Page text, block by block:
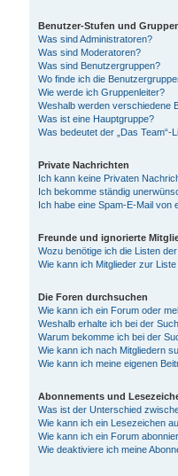
Benutzer-Stufen und
Was sind Administratoren?
Was sind Moderatoren?
Was sind Benutzergruppen?
Wo finde ich die
Wie werde ich Gruppenleiter?
Weshalb werden verschiedene
Was ist eine Hauptgruppe?
Was bedeutet der „Das Team“-
Private Nachrichten
Ich kann keine Privaten
Ich bekomme ständig
Ich habe eine Spam-E-Mail von
Freunde und ignorierte
Wozu benötige ich die Listen
Wie kann ich Mitglieder zur
Die Foren durchsuchen
Wie kann ich ein Forum oder
Weshalb erhalte ich bei der
Warum bekomme ich bei der
Wie kann ich nach Mitgliedern
Wie kann ich meine eigenen
Abonnements und
Was ist der Unterschied
Wie kann ich ein Lesezeichen
Wie kann ich ein Forum
Wie deaktiviere ich meine